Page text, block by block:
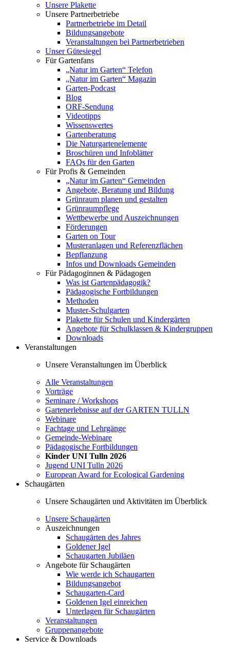
Unsere Plakette
Unsere Partnerbetriebe
Partnerbetriebe im Detail
Bildungsangebote
Veranstaltungen bei Partnerbetrieben
Unser Gütesiegel
Für Gartenfans
„Natur im Garten“ Telefon
„Natur im Garten“ Magazin
Garten-Podcast
Blog
ORF-Sendung
Videotipps
Wissenswertes
Gartenberatung
Die Naturgartenelemente
Broschüren und Infoblätter
FAQs für den Garten
Für Profis & Gemeinden
„Natur im Garten“ Gemeinden
Angebote, Beratung und Bildung
Grünraum planen und gestalten
Grünraumpflege
Wettbewerbe und Auszeichnungen
Förderungen
Garten on Tour
Musteranlagen und Referenzflächen
Bepflanzung
Infos und Downloads Gemeinden
Für Pädagoginnen & Pädagogen
Was ist Gartenpädagogik?
Pädagogische Fortbildungen
Methoden
Muster-Schulgarten
Plakette für Schulen und Kindergärten
Angebote für Schulklassen & Kindergruppen
Downloads
Veranstaltungen
Unsere Veranstaltungen im Überblick
Alle Veranstaltungen
Vorträge
Seminare / Workshops
Gartenerlebnisse auf der GARTEN TULLN
Webinare
Fachtage und Lehrgänge
Gemeinde-Webinare
Pädagogische Fortbildungen
Kinder UNI Tulln 2026
Jugend UNI Tulln 2026
European Award for Ecological Gardening
Schaugärten
Unsere Schaugärten und Aktivitäten im Überblick
Unsere Schaugärten
Auszeichnungen
Schaugärten des Jahres
Goldener Igel
Schaugarten Jubiläen
Angebote für Schaugärten
Wie werde ich Schaugarten
Bildungsangebot
Schaugarten-Card
Goldenen Igel einreichen
Unterlagen für Schaugärten
Veranstaltungen
Gruppenangebote
Service & Downloads